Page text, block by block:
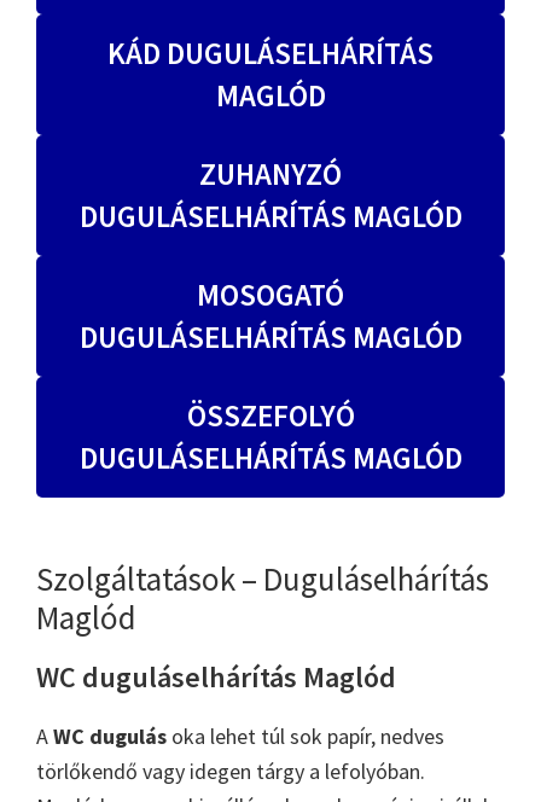
KÁD DUGULÁSELHÁRÍTÁS
MAGLÓD
ZUHANYZÓ
DUGULÁSELHÁRÍTÁS MAGLÓD
MOSOGATÓ
DUGULÁSELHÁRÍTÁS MAGLÓD
ÖSSZEFOLYÓ
DUGULÁSELHÁRÍTÁS MAGLÓD
Szolgáltatások – Duguláselhárítás
Maglód
WC duguláselhárítás Maglód
AWC dugulás oka lehet túl sok papír, nedves
törlőkendő vagy idegen tárgy a lefolyóban.